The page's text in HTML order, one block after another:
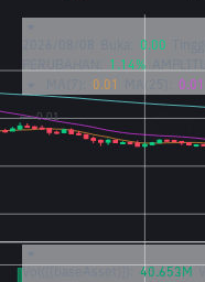
0.00
1.14%
0.01 0.01
Vol({{baseAsset}}): 40.653M